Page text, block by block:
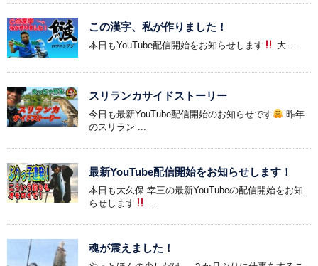
この漢字、私が作りました！
本日もYouTube配信開始をお知らせします 大 ...
スリランカサイドストーリー
今日も最新YouTube配信開始のお知らせです
昨年
のスリラン ...
最新YouTube配信開始をお知らせします！
本日も大久保 幸三の最新YouTubeの配信開始をお知
らせします
...
魂が震えました！